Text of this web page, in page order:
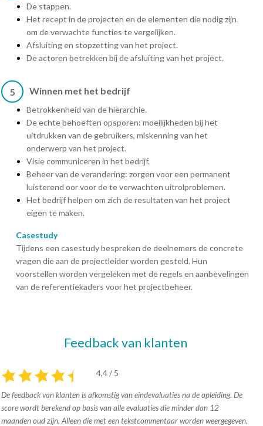
De stappen.
Het recept in de projecten en de elementen die nodig zijn
om de verwachte functies te vergelijken.
Afsluiting en stopzetting van het project.
De actoren betrekken bij de afsluiting van het project.
5 Winnen met het bedrijf
Betrokkenheid van de hiërarchie.
De echte behoeften opsporen: moeilijkheden bij het
uitdrukken van de gebruikers, miskenning van het
onderwerp van het project.
Visie communiceren in het bedrijf.
Beheer van de verandering: zorgen voor een permanent
luisterend oor voor de te verwachten uitrolproblemen.
Het bedrijf helpen om zich de resultaten van het project
eigen te maken.
Casestudy
Tijdens een casestudy bespreken de deelnemers de concrete
vragen die aan de projectleider worden gesteld. Hun
voorstellen worden vergeleken met de regels en aanbevelingen
van de referentiekaders voor het projectbeheer.
Feedback van klanten
4,4 / 5
De feedback van klanten is afkomstig van eindevaluaties na de opleiding. De
score wordt berekend op basis van alle evaluaties die minder dan 12
maanden oud zijn. Alleen die met een tekstcommentaar worden weergegeven.